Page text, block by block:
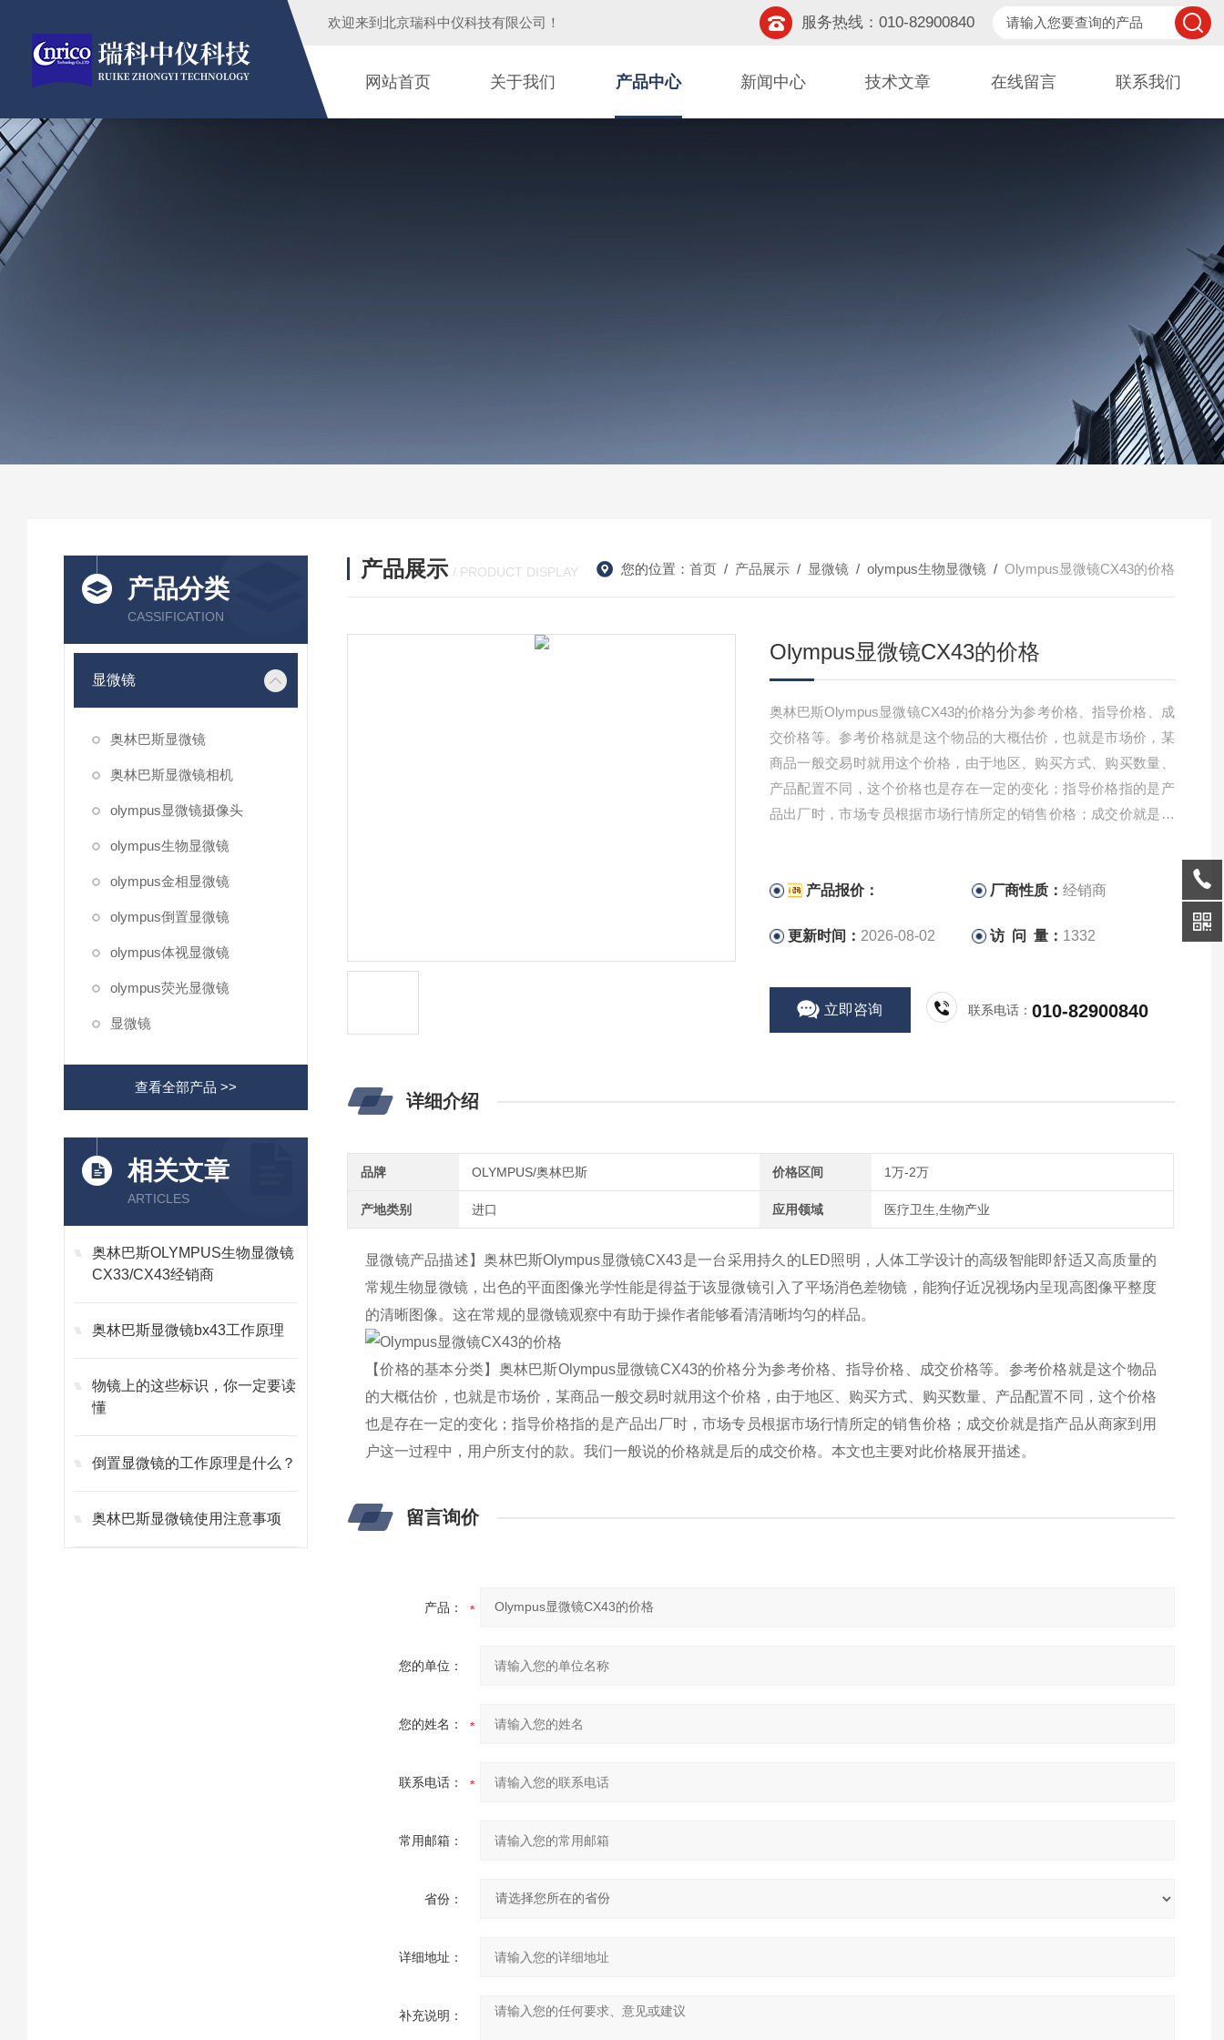
欢迎来到 北京瑞科中仪科技有限公司 ！ 服务热线：010-82900840
网站首页 关于我们 产品中心 新闻中心 技术文章 在线留言 联系我们
产品分类
CASSIFICATION
显微镜
奥林巴斯显微镜
奥林巴斯显微镜相机
olympus显微镜摄像头
olympus生物显微镜
olympus金相显微镜
olympus倒置显微镜
olympus体视显微镜
olympus荧光显微镜
显微镜
查看全部产品 >>
相关文章
ARTICLES
奥林巴斯OLYMPUS生物显微镜
CX33/CX43经销商
奥林巴斯显微镜bx43工作原理
物镜上的这些标识，你一定要读
懂
倒置显微镜的工作原理是什么？
奥林巴斯显微镜使用注意事项
产品展示 / PRODUCT DISPLAY 您的位置： 首页 / 产品展示 / 显微镜 / olympus生物显微镜 / Olympus显微镜CX43的价格
Olympus显微镜CX43的价格
奥林巴斯Olympus显微镜CX43的价格分为参考价格、指导价格、成
交价格等。参考价格就是这个物品的大概估价，也就是市场价，某
商品一般交易时就用这个价格，由于地区、购买方式、购买数量、
产品配置不同，这个价格也是存在一定的变化；指导价格指的是产
品出厂时，市场专员根据市场行情所定的销售价格；成交价就是指
产品报价： 厂商性质：经销商
更新时间： 2026-08-02 访 问 量： 1332
立即咨询 联系电话：010-82900840
详细介绍
品牌 OLYMPUS/奥林巴斯 价格区间 1万-2万
产地类别 进口 应用领域 医疗卫生,生物产业
显微镜产品描述】奥林巴斯Olympus显微镜CX43是一台采用持久的LED照明，人体工学设计的高级智能即舒适又高质量的
常规生物显微镜，出色的平面图像光学性能是得益于该显微镜引入了平场消色差物镜，能狗仔近况视场内呈现高图像平整度
的清晰图像。这在常规的显微镜观察中有助于操作者能够看清清晰均匀的样品。
【价格的基本分类】奥林巴斯Olympus显微镜CX43的价格分为参考价格、指导价格、成交价格等。参考价格就是这个物品
的大概估价，也就是市场价，某商品一般交易时就用这个价格，由于地区、购买方式、购买数量、产品配置不同，这个价格
也是存在一定的变化；指导价格指的是产品出厂时，市场专员根据市场行情所定的销售价格；成交价就是指产品从商家到用
户这一过程中，用户所支付的款。我们一般说的价格就是后的成交价格。本文也主要对此价格展开描述。
留言询价
产品：
您的单位：
您的姓名：
联系电话：
常用邮箱：
省份：
详细地址：
补充说明：